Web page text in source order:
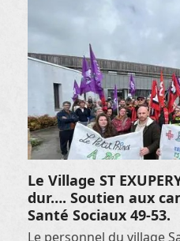
Le Village ST
dur…. Soutien aux
Santé Sociaux 49-53.
Le personnel du village